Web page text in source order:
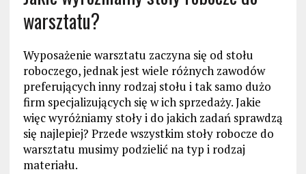
warsztatu?
Wyposażenie warsztatu zaczyna się od stołu
roboczego, jednak jest wiele różnych zawodów
preferujących inny rodzaj stołu i tak samo dużo
firm specjalizujących się w ich sprzedaży. Jakie
więc wyróżniamy stoły i do jakich zadań sprawdzą
się najlepiej? Przede wszystkim stoły robocze do
warsztatu musimy podzielić na typ i rodzaj
materiału.